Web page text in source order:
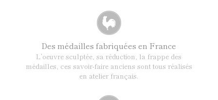
Des médailles fabriquées en France
L’oeuvre sculptée, sa réduction, la frappe des
médailles, ces savoir-faire anciens sont tous réalisés
en atelier français.